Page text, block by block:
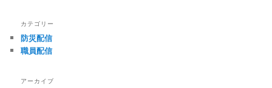
カテゴリー
防災配信
職員配信
アーカイブ